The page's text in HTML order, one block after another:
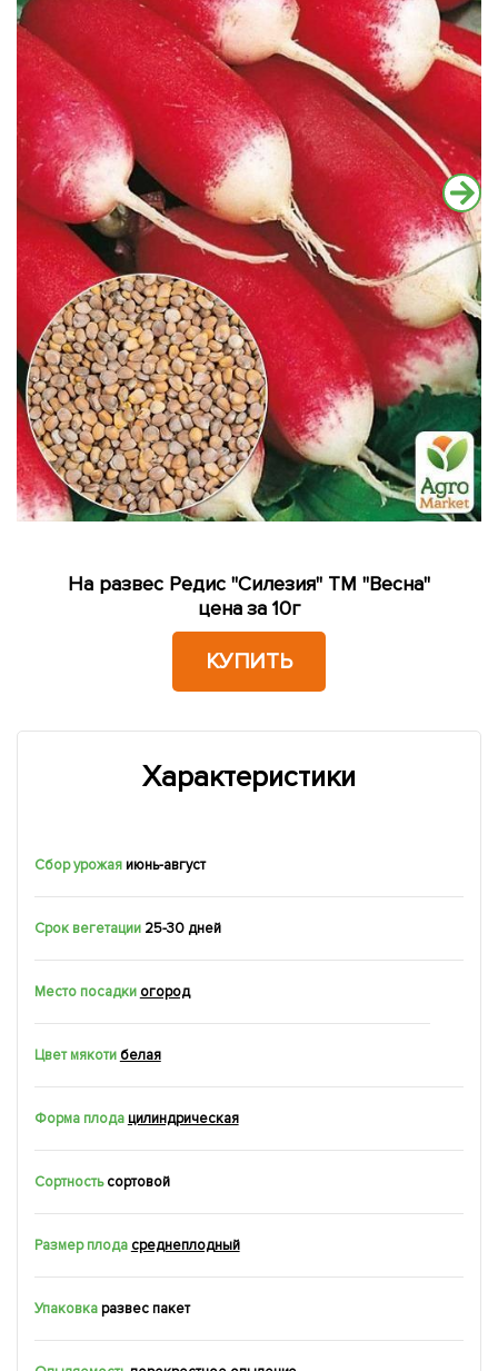
На развес Редис "Силезия" ТМ "Весна"
цена за 10г
КУПИТЬ
Характеристики
Сбор урожаяиюнь-август
Срок вегетации 25-30 дней
Место посадки огород
Цвет мякоти белая
Форма плодацилиндрическая
Сортность сортовой
Размер плода среднеплодный
Упаковкаразвес пакет